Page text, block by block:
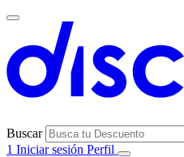
Buscar
1 Iniciar sesión Perfil